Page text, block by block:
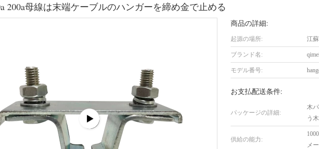
200a母線は末端ケーブルのハンガーを締め金で止める
商品の詳細:
起源の場所: 江
ブランド名:
モデル番号:
お支払配送条件:
パッケージの詳細:
木
う木
供給の能力:
メ